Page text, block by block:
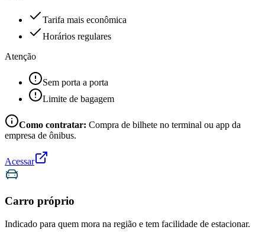
Tarifa mais econômica
Horários regulares
Atenção
Sem porta a porta
Limite de bagagem
Como contratar: Compra de bilhete no terminal ou app da
empresa de ônibus.
Acessar
Carro próprio
Indicado para quem mora na região e tem facilidade de estacionar.